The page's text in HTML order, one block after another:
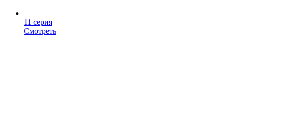
11 серия
Смотреть